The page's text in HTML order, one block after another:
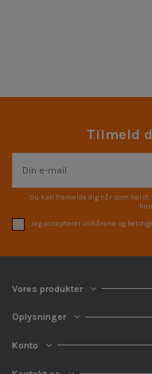
Tilmeld
Du kan framelde dig når som
Jeg accepterer vilkårene og
Vores produkter
Oplysninger
Konto